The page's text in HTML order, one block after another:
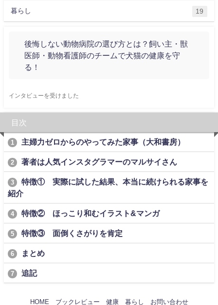
暮らし 19
後悔しない動物病院の選び方とは？飼い主・獣
医師・動物看護師のチームで犬猫の健康を守
る！
インタビューを受けました
目次
1 主婦力ゼロからのやってみた家事（大和書房）
2 著者は人気インスタグラマーのマルサイさん
3
特徴① 実際に試した結果、本当に続けられる家事を
紹介
4 特徴② ほっこり和むイラスト&マンガ
5 特徴③ 面倒くさがりを肯定
6 まとめ
7 追記
HOME ブックレビュー 健康 暮らし お問い合わせ